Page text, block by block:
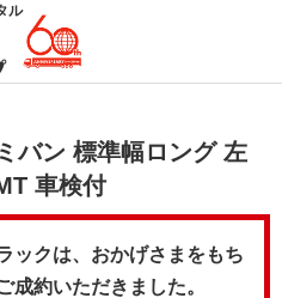
ル
バン 標準幅ロング 左
車検付
ックは、おかげさまをもち
成約いただきました。